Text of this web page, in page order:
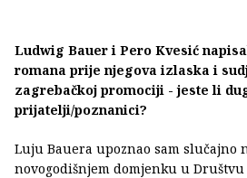
Ludwig Bauer i Pero Kvesić
romana prije njegova izlaska i
zagrebačkoj promociji - jeste li
prijatelji/poznanici?
Luju Bauera upoznao sam slučajno
novogodišnjem domjenku u